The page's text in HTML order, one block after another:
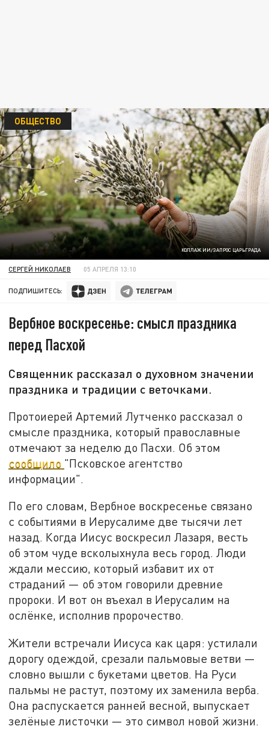
КОЛЛАЖ ИИ/ЗАПРОС ЦАРЬГРАДА
ОБЩЕСТВО
СЕРГЕЙ НИКОЛАЕВ 05 АПРЕЛЯ 13:10
ПОДПИШИТЕСЬ:
Вербное воскресенье: смысл праздника
перед Пасхой
Священник рассказал о духовном значении
праздника и традиции с веточками.
Протоиерей Артемий Лутченко рассказал о
смысле праздника, который православные
отмечают за неделю до Пасхи. Об этом
сообщило "Псковское агентство
информации".
По его словам, Вербное воскресенье связано
с событиями в Иерусалиме две тысячи лет
назад. Когда Иисус воскресил Лазаря, весть
об этом чуде всколыхнула весь город. Люди
ждали мессию, который избавит их от
страданий — об этом говорили древние
пророки. И вот он въехал в Иерусалим на
ослёнке, исполнив пророчество.
Жители встречали Иисуса как царя: устилали
дорогу одеждой, срезали пальмовые ветви —
словно вышли с букетами цветов. На Руси
пальмы не растут, поэтому их заменила верба.
Она распускается ранней весной, выпускает
зелёные листочки — это символ новой жизни.